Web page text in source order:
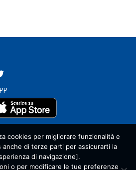
cookies per migliorare funzionalità e
di terze parti per assicurarti la
di navigazione].
o per modificare le tue preferenze